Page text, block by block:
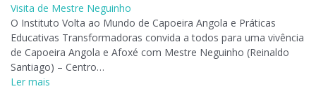
Visita de Mestre Neguinho
O Instituto Volta ao Mundo de Capoeira Angola e Práticas
Educativas Transformadoras convida a todos para uma vivência
de Capoeira Angola e Afoxé com Mestre Neguinho (Reinaldo
Santiago) – Centro…
Ler mais